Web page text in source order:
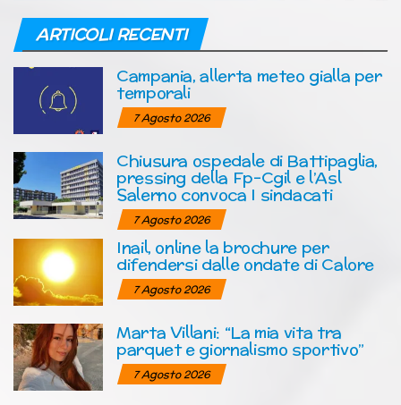
ARTICOLI RECENTI
Campania, allerta meteo gialla per
temporali
7 Agosto 2026
Chiusura ospedale di Battipaglia,
pressing della Fp-Cgil e l’Asl
Salerno convoca I sindacati
7 Agosto 2026
Inail, online la brochure per
difendersi dalle ondate di Calore
7 Agosto 2026
Marta Villani: “La mia vita tra
parquet e giornalismo sportivo”
7 Agosto 2026